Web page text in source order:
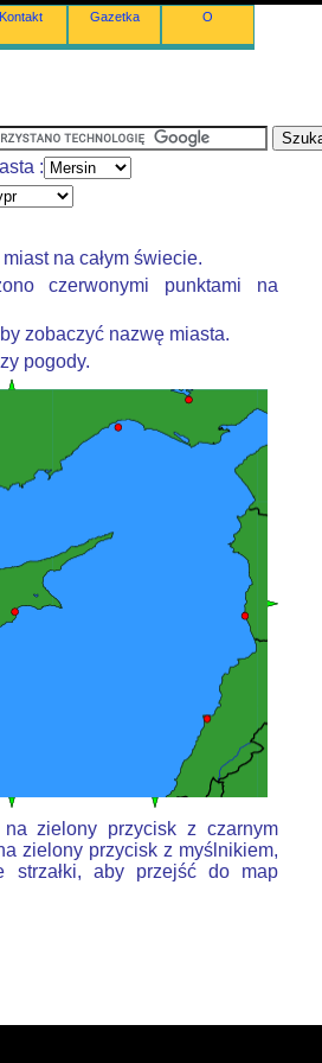
Kontakt Gazetka O
:
na całym świecie.
czerwonymi punktami na
zobaczyć nazwę miasta.
pogody.
zielony przycisk z czarnym
zielony przycisk z myślnikiem,
strzałki, aby przejść do map